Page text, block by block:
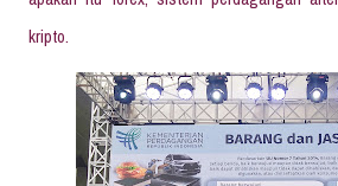
kripto.